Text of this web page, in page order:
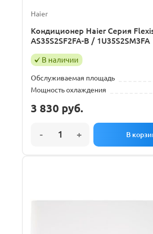
Haier
Кондиционер Haier Серия
AS35S2SF2FA-B / 1U35S2SM3FA
В наличии
Обслуживаемая площадь
Мощность охлаждения
3 830 руб.